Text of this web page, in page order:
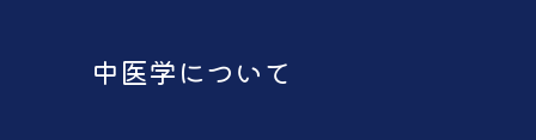
中医学について